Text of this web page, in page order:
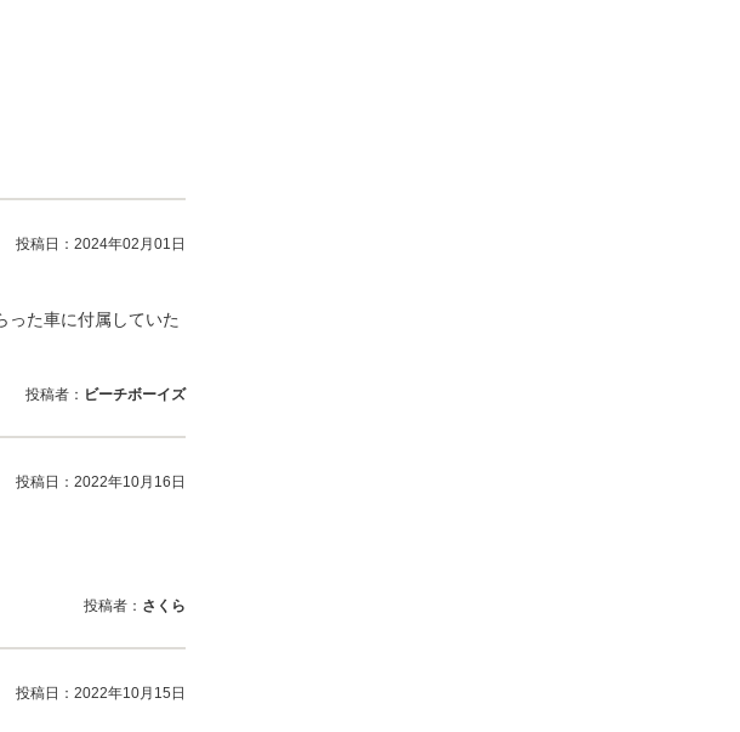
投稿日： 2024年02月01日
った車に付属していた
投稿者： ビーチボーイズ
投稿日： 2022年10月16日
投稿者： さくら
投稿日： 2022年10月15日